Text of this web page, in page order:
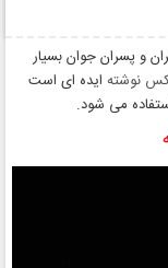
و پسران جوان بسیار
نوشته ایده ای است
می شود.